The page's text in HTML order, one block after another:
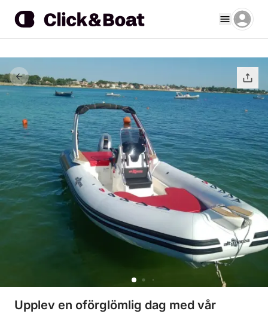
Upplev en oförglömlig dag med vår